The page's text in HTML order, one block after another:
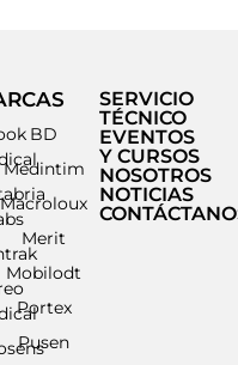
BD
Medintim
Macroloux
Merit
Mobilodt
Portex
Pusen
SERVICIO
TÉCNICO
EVENTOS
Y CURSOS
NOSOTROS
NOTICIAS